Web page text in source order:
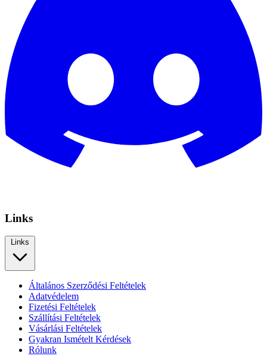
Links
Links
Általános Szerződési Feltételek
Adatvédelem
Fizetési Feltételek
Szállítási Feltételek
Vásárlási Feltételek
Gyakran Ismételt Kérdések
Rólunk